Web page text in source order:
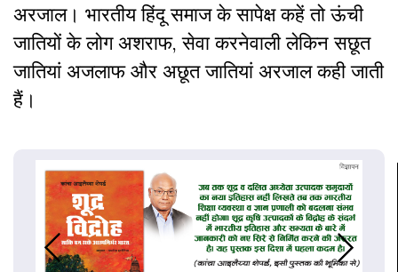
अरजाल। भारतीय हिंदू समाज के सापेक्ष कहें तो ऊंची
जातियों के लोग अशराफ, सेवा करनेवाली लेकिन सछूत
जातियां अजलाफ और अछूत जातियां अरजाल कही जाती
हैं।